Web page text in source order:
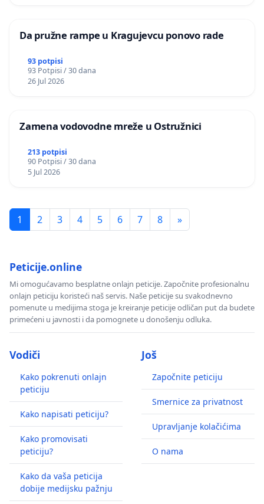
Da pružne rampe u Kragujevcu ponovo rade
93 potpisi
93 Potpisi / 30 dana
26 Jul 2026
Zamena vodovodne mreže u Ostružnici
213 potpisi
90 Potpisi / 30 dana
5 Jul 2026
1 2 3 4 5 6 7 8 »
Peticije.online
Mi omogućavamo besplatne onlajn peticije. Započnite profesionalnu
onlajn peticiju koristeći naš servis. Naše peticije su svakodnevno
pomenute u medijima stoga je kreiranje peticije odličan put da budete
primećeni u javnosti i da pomognete u donošenju odluka.
Vodiči
Kako pokrenuti onlajn
peticiju
Kako napisati peticiju?
Kako promovisati
peticiju?
Kako da vaša peticija
dobije medijsku pažnju
Još
Započnite peticiju
Smernice za privatnost
Upravljanje kolačićima
O nama